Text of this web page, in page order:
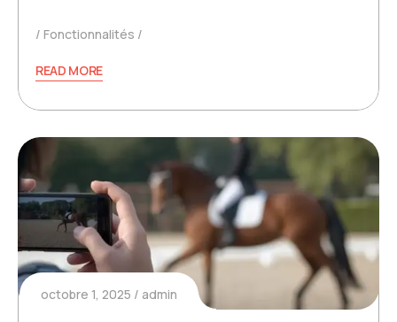
Fonctionnalités
READ MORE
octobre 1, 2025 admin